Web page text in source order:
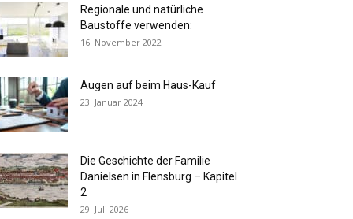
Regionale und natürliche
Baustoffe verwenden:
16. November 2022
Augen auf beim Haus-Kauf
23. Januar 2024
Die Geschichte der Familie
Danielsen in Flensburg – Kapitel
2
29. Juli 2026